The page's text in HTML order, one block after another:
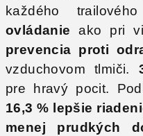
každého
ovládanie ako pri
prevencia proti
vzduchovom tlmiči.
pre hravý pocit.
16,3 % lepšie
menej prudkých